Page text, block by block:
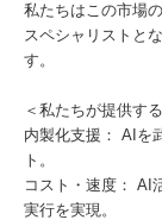
私たちはこの市場
スペシャリストと
す。
＜私たちが提供す
内製化支援： AIを
ト。
コスト・速度： AI
実行を実現。